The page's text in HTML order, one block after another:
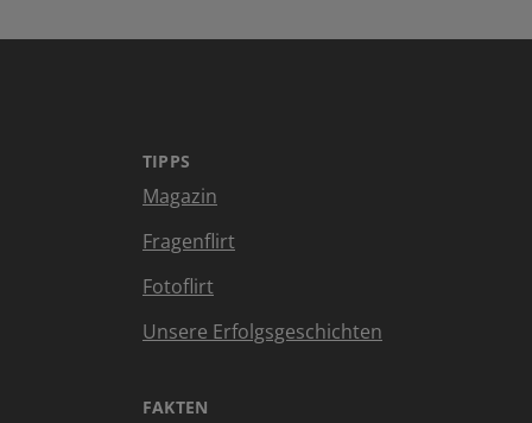
TIPPS
Magazin
Fragenflirt
Fotoflirt
Unsere Erfolgsgeschichten
FAKTEN